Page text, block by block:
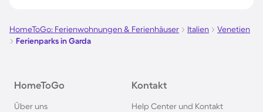
Ferienparks in Österreich
Ferienparks auf Usedom
HomeToGo: Ferienwohnungen & Ferienhäuser Italien
Venetien
Ferienparks in Garda
HomeToGo
Über uns
Kontakt
Help Center und Kontakt